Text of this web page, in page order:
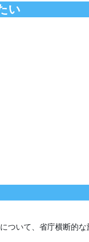
い
ついて、省庁横断的な